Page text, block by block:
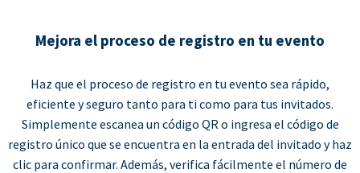
Mejora el proceso de registro en tu evento
Haz que el proceso de registro en tu evento sea rápido,
eficiente y seguro tanto para ti como para tus invitados.
Simplemente escanea un código QR o ingresa el código de
registro único que se encuentra en la entrada del invitado y haz
clic para confirmar. Además, verifica fácilmente el número de